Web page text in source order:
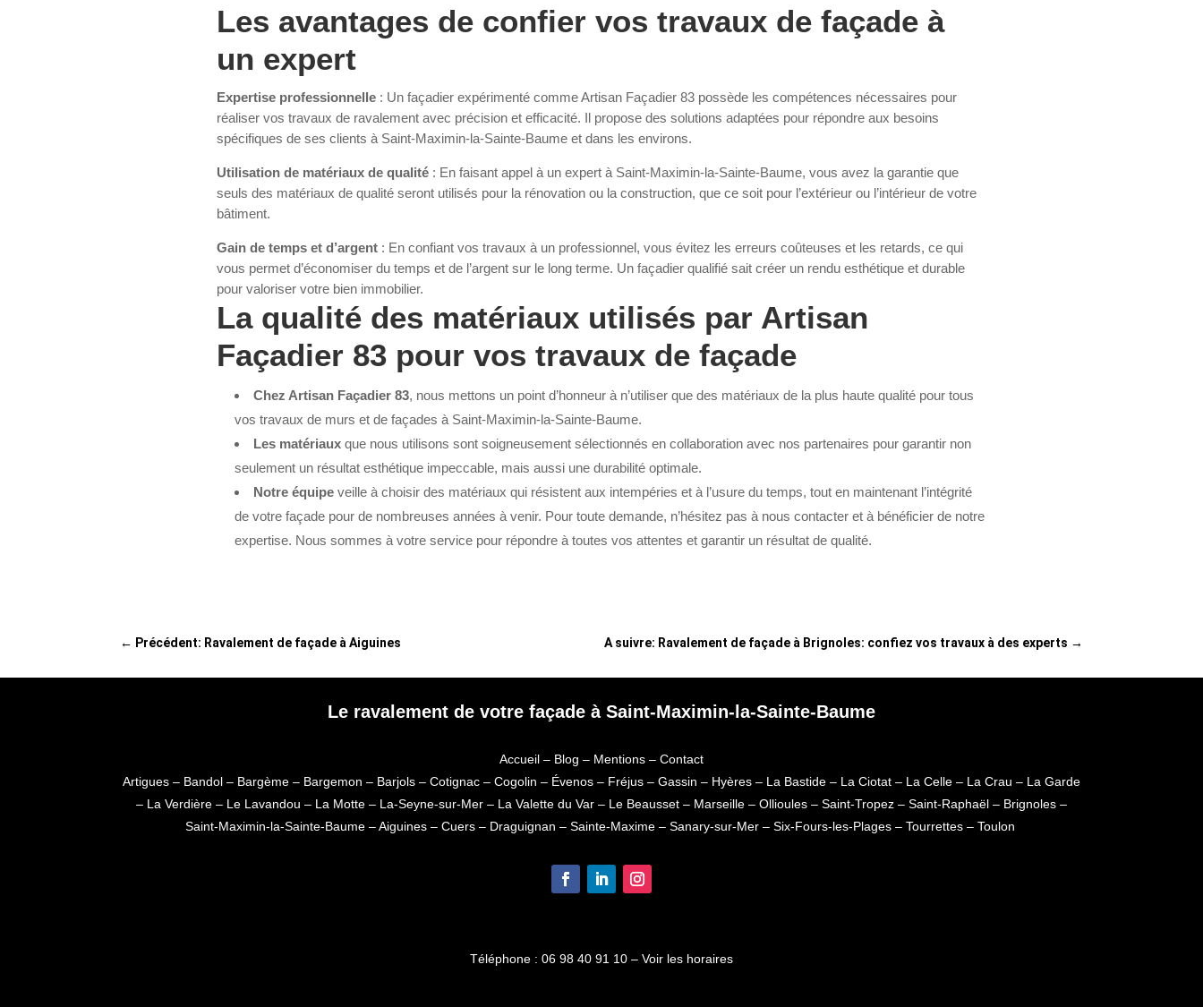
Les avantages de confier vos travaux de façade à
un expert
Expertise professionnelle: Un façadier expérimenté comme Artisan Façadier 83 possède les compétences nécessaires pour
réaliser vos travaux de ravalement avec précision et efficacité. Il propose des solutions adaptées pour répondre aux besoins
spécifiques de ses clients à Saint-Maximin-la-Sainte-Baume et dans les environs.
Utilisation de matériaux de qualité: En faisant appel à un expert à Saint-Maximin-la-Sainte-Baume, vous avez la garantie que
seuls des matériaux de qualité seront utilisés pour la rénovation ou la construction, que ce soit pour l’extérieur ou l’intérieur de votre
bâtiment.
Gain de temps et d’argent: En confiant vos travaux à un professionnel, vous évitez les erreurs coûteuses et les retards, ce qui
vous permet d’économiser du temps et de l’argent sur le long terme. Un façadier qualifié sait créer un rendu esthétique et durable
pour valoriser votre bien immobilier.
La qualité des matériaux utilisés par Artisan
Façadier 83 pour vos travaux de façade
Chez Artisan Façadier 83, nous mettons un point d’honneur à n’utiliser que des matériaux de la plus haute qualité pour tous
vos travaux de murs et de façades à Saint-Maximin-la-Sainte-Baume.
Les matériauxque nous utilisons sont soigneusement sélectionnés en collaboration avec nos partenaires pour garantir non
seulement un résultat esthétique impeccable, mais aussi une durabilité optimale.
Notre équipeveille à choisir des matériaux qui résistent aux intempéries et à l’usure du temps, tout en maintenant l’intégrité
de votre façade pour de nombreuses années à venir. Pour toute demande, n’hésitez pas à nous contacter et à bénéficier de notre
expertise. Nous sommes à votre service pour répondre à toutes vos attentes et garantir un résultat de qualité.
← Précédent: Ravalement de façade à Aiguines A suivre: Ravalement de façade à Brignoles: confiez vos travaux à des experts →
Le ravalement de votre façade à Saint-Maximin-la-Sainte-Baume
Accueil – Blog – Mentions – Contact
Artigues – Bandol – Bargème – Bargemon – Barjols – Cotignac – Cogolin – Évenos – Fréjus – Gassin – Hyères – La Bastide – La Ciotat – La Celle – La Crau – La Garde
– La Verdière – Le Lavandou – La Motte – La-Seyne-sur-Mer – La Valette du Var – Le Beausset – Marseille – Ollioules – Saint-Tropez – Saint-Raphaël – Brignoles –
Saint-Maximin-la-Sainte-Baume–Aiguines – Cuers– Draguignan – Sainte-Maxime– Sanary-sur-Mer– Six-Fours-les-Plages– Tourrettes– Toulon
Téléphone : 06 98 40 91 10 – Voir les horaires